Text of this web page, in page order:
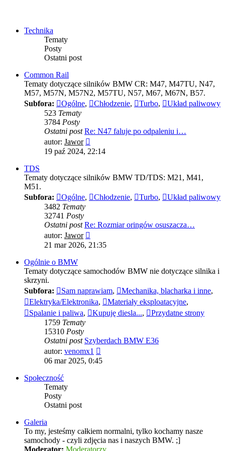
Technika
Tematy
Posty
Ostatni post
Common Rail
Tematy dotyczące silników BMW CR: M47, M47TU, N47,
M57, M57N, M57N2, M57TU, N57, M67, M67N, B57.
Subfora:
Ogólne, Chłodzenie, Turbo,
Układ paliwowy
523 Tematy
3784 Posty
Ostatni post Re: N47 faluje po odpaleniu i…
autor: Jawor
najnowszy
19 paź 2024, 22:14
TDS
Tematy dotyczące silników BMW TD/TDS: M21, M41,
M51.
Subfora:
Ogólne, Chłodzenie, Turbo,
Układ paliwowy
3482 Tematy
32741 Posty
Ostatni post Re: Rozmiar oringów osuszacza…
autor: Jawor
najnowszy
21 mar 2026, 21:35
Ogólnie o BMW
Tematy dotyczące samochodów BMW nie dotyczące silnika i
skrzyni.
Subfora:
Sam naprawiam, Mechanika, blacharka i inne,
Elektryka/Elektronika, Materiały eksploatacyjne,
Spalanie i paliwa, Kupuję diesla...,
Przydatne strony
1759 Tematy
15310 Posty
Ostatni post Szyberdach BMW E36
autor: venomx1
najnowszy
06 mar 2025, 0:45
Społeczność
Tematy
Posty
Ostatni post
Galeria
To my, jesteśmy całkiem normalni, tylko kochamy nasze
samochody - czyli zdjęcia nas i naszych BMW. ;]
Moderator: Moderatorzy